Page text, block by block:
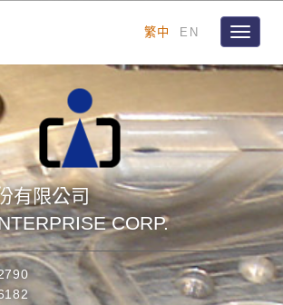
繁中 EN
Toggle
有限公司
CORP.